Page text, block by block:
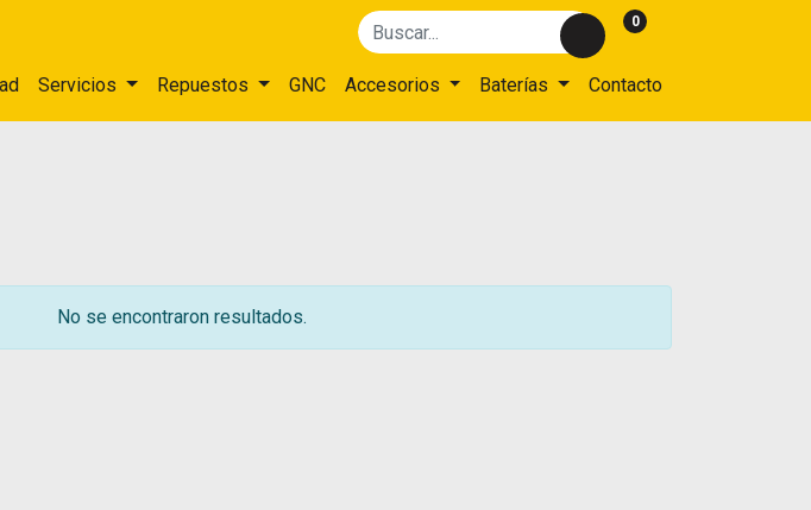
0
Servicios Repuestos GNC Accesorios Baterías Contacto
No se encontraron resultados.